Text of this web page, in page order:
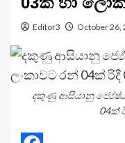
Editor3 October 26,
දකුණු ආසියානු ජ්‍යේෂ්ඨ
04ක්